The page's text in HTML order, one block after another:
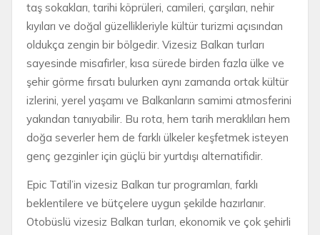
taş sokakları, tarihi köprüleri, camileri, çarşıları, nehir
kıyıları ve doğal güzellikleriyle kültür turizmi açısından
oldukça zengin bir bölgedir. Vizesiz Balkan turları
sayesinde misafirler, kısa sürede birden fazla ülke ve
şehir görme fırsatı bulurken aynı zamanda ortak kültür
izlerini, yerel yaşamı ve Balkanların samimi atmosferini
yakından tanıyabilir. Bu rota, hem tarih meraklıları hem
doğa severler hem de farklı ülkeler keşfetmek isteyen
genç gezginler için güçlü bir yurtdışı alternatifidir.
Epic Tatil’in vizesiz Balkan tur programları, farklı
beklentilere ve bütçelere uygun şekilde hazırlanır.
Otobüslü vizesiz Balkan turları, ekonomik ve çok şehirli